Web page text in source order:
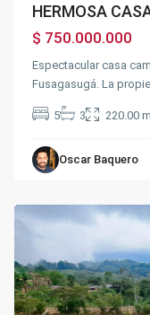
HERMOSA
$ 750.000.000
Espectacular casa
Fusagasugá. La
5 3 220.00 m
Oscar Baquero